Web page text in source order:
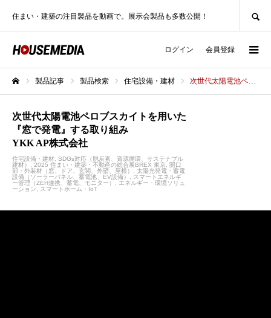
住まい・建築の注目製品を動画で。展示会製品も多数公開！
ログイン 会員登録
製品記事 製品検索 住宅設備・建材 次世代太陽電池ペロブスカイトを用いた『窓で発電』する取り組みYKK AP株式会社
次世代太陽電池ペロブスカイトを用いた
『窓で発電』する取り組み
YKK AP株式会社
住宅設備・建材 SDGs対応（脱炭素、資源循環、サステナブル
建材）
2025 住まい・建築・不動産の総合展BREX 東京
開口
部・外装材（窓、ドア、玄関、外壁、屋根）
太陽光発電・蓄電
設備（ソーラーパネル、蓄電池、EV設備）
スマートエネルギ
ー管理（ZEH連携、蓄電、モニター）
エネルギー・環境ソリュ
ーション
スマートホーム・IoT